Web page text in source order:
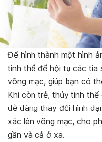
Để hình thành một hình
tinh thể để hội tụ các tia
võng mạc, giúp bạn có
Khi còn trẻ, thủy tinh
dễ dàng thay đổi hình
xác lên võng mạc, cho
gần và cả ở xa.